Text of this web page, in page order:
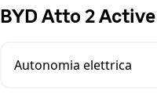
BYD Atto 2 Active
Autonomia elettrica